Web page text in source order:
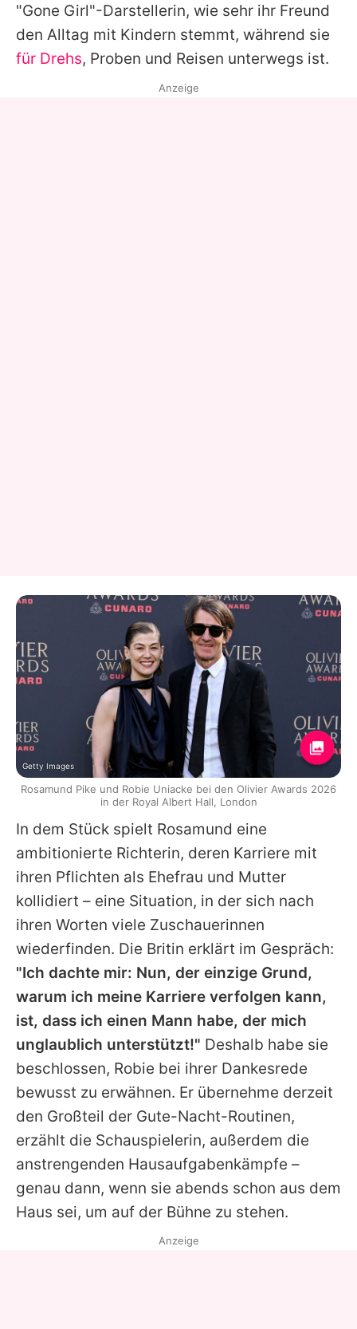
Utiq verwalten
"Gone Girl"-Darstellerin, wie sehr ihr Freund
den Alltag mit Kindern stemmt, während sie
für Drehs, Proben und Reisen unterwegs ist.
In dem Stück spielt Rosamund eine
ambitionierte Richterin, deren Karriere mit
ihren Pflichten als Ehefrau und Mutter
kollidiert – eine Situation, in der sich nach
ihren Worten viele Zuschauerinnen
wiederfinden. Die Britin erklärt im Gespräch:
"Ich dachte mir: Nun, der einzige Grund,
warum ich meine Karriere verfolgen kann,
ist, dass ich einen Mann habe, der mich
unglaublich unterstützt!" Deshalb habe sie
beschlossen, Robie bei ihrer Dankesrede
bewusst zu erwähnen. Er übernehme derzeit
den Großteil der Gute-Nacht-Routinen,
erzählt die Schauspielerin, außerdem die
anstrengenden Hausaufgabenkämpfe –
genau dann, wenn sie abends schon aus dem
Haus sei, um auf der Bühne zu stehen.
Anzeige
Getty Images
Rosamund Pike und Robie Uniacke bei den Olivier Awards 2026
in der Royal Albert Hall, London
Anzeige